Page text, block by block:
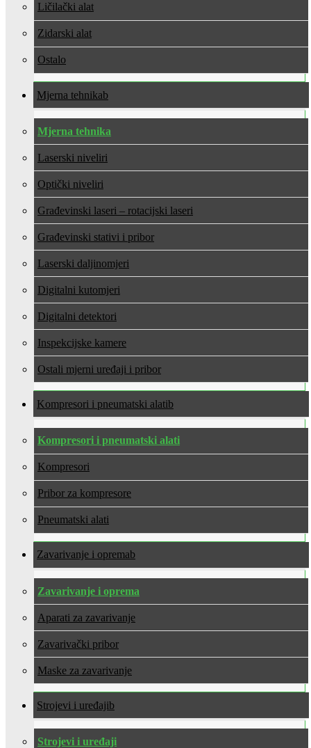
Ličilački alat
Zidarski alat
Ostalo
Mjerna tehnika
Mjerna tehnika
Laserski niveliri
Optički niveliri
Građevinski laseri – rotacijski laseri
Građevinski stativi i pribor
Laserski daljinomjeri
Digitalni kutomjeri
Digitalni detektori
Inspekcijske kamere
Ostali mjerni uređaji i pribor
Kompresori i pneumatski alati
Kompresori i pneumatski alati
Kompresori
Pribor za kompresore
Pneumatski alati
Zavarivanje i oprema
Zavarivanje i oprema
Aparati za zavarivanje
Zavarivački pribor
Maske za zavarivanje
Strojevi i uređaji
Strojevi i uređaji